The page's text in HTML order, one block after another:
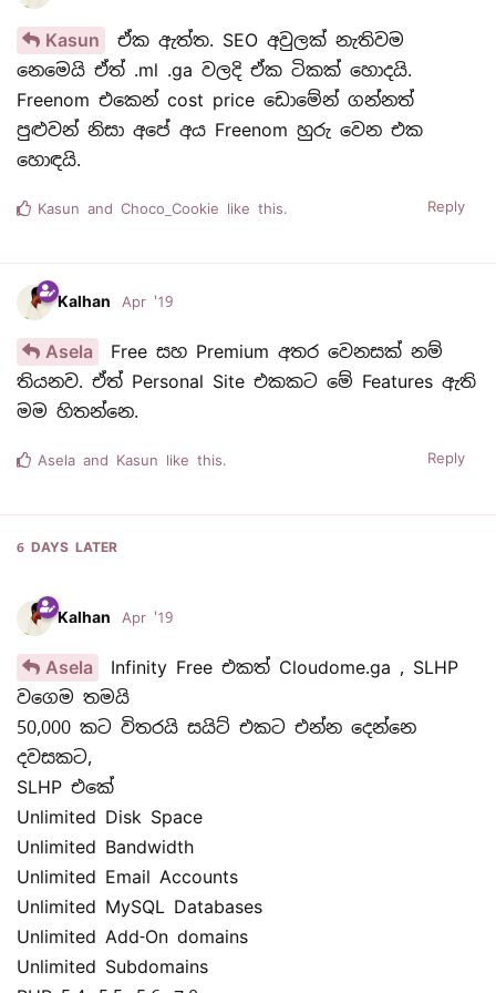
Kasun
ඒක ඇත්ත. SEO අවුලක් නැතිවම
නෙමෙයි ඒත් .ml .ga වලදි ඒක ටිකක් හොදයි.
Freenom එකෙන් cost price ඩොමේන් ගන්නත්
පුළුවන් නිසා අපේ අය Freenom හුරු වෙන එක
හොඳයි.
Reply
Kasun and Choco_Cookie like this.
Kalhan Apr '19
Asela
Free සහ Premium අතර වෙනසක් නම්
තියනව. ඒත් Personal Site එකකට මේ Features ඇති
මම හිතන්නෙ.
Reply
Asela and Kasun like this.
6 DAYS LATER
Kalhan Apr '19
Asela
Infinity Free එකත් Cloudome.ga , SLHP
වගෙම තමයි
50,000 කට විතරයි සයිට් එකට එන්න දෙන්නෙ
දවසකට,
SLHP එකේ
Unlimited Disk Space
Unlimited Bandwidth
Unlimited Email Accounts
Unlimited MySQL Databases
Unlimited Add-On domains
Unlimited Subdomains